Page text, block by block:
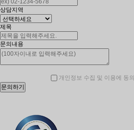
상담지역
제목
문의내용
개인정보 수집 및 이용에 동의